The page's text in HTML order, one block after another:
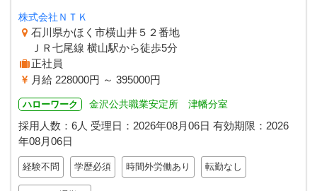
株式会社ＮＴＫ
石川県かほく市横山井５２番地
ＪＲ七尾線 横山駅から徒歩5分
正社員
月給 228000円 ～ 395000円
ハローワーク 金沢公共職業安定所 津幡分室
採用人数：6人 受理日： 2026年08月06日 有効期限： 2026
年08月06日
経験不問 学歴必須 時間外労働あり 転勤なし